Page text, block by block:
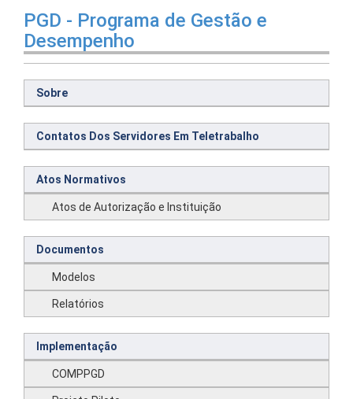
PGD - Programa de Gestão e
Desempenho
Sobre
Contatos Dos Servidores Em Teletrabalho
Atos Normativos
Atos de Autorização e Instituição
Documentos
Modelos
Relatórios
Implementação
COMPPGD